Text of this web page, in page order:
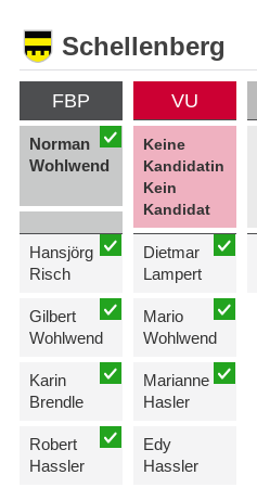
Schellenberg
FBP
Norman
Wohlwend
Hansjörg
Risch
Gilbert
Wohlwend
Karin
Brendle
Robert
Hassler
VU
Keine
Kandidatin
Kein
Kandidat
Dietmar
Lampert
Mario
Wohlwend
Marianne
Hasler
Edy
Hassler